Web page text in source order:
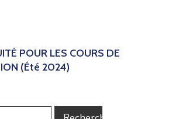
POUR LES COURS DE
(Été 2024)